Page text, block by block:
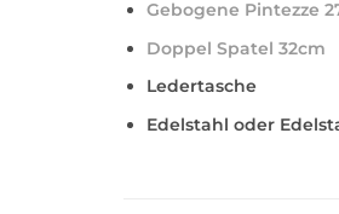
Gebogene Pintezze
Doppel Spatel 32cm
Ledertasche
Edelstahl oder